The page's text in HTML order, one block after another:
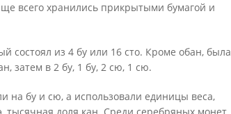
всего хранились прикрытыми бумагой и
состоял из 4 бу или 16 сто. Кроме обан, была
затем в 2 бу, 1 бу, 2 сю, 1 сю.
на бу и сю, а использовали единицы веса,